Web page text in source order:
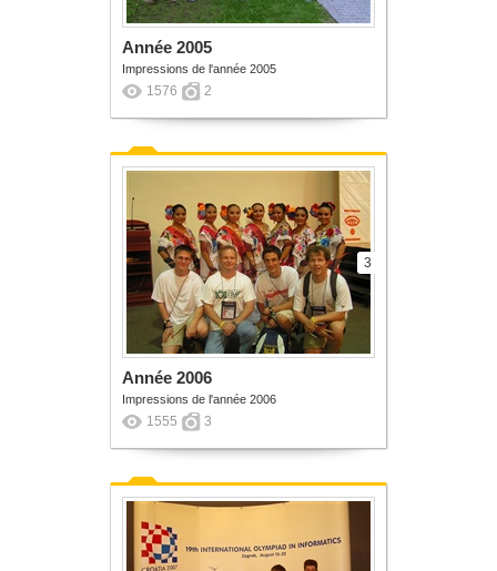
Année 2005
Impressions de l'année 2005
1576 2
3
Année 2006
Impressions de l'année 2006
1555 3